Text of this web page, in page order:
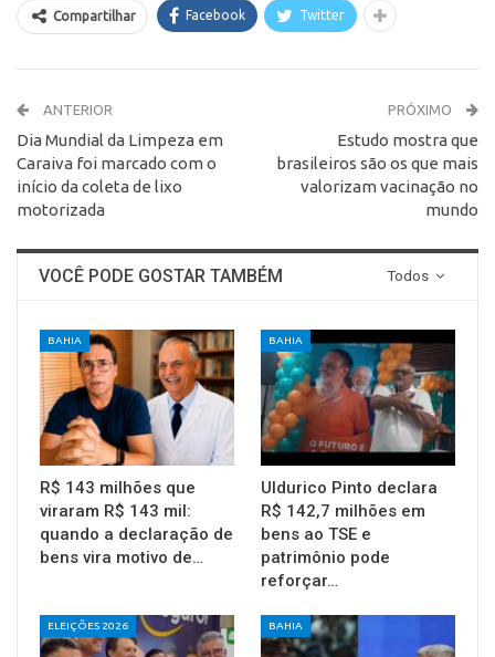
Compartilhar Facebook Twitter
ANTERIOR
Dia Mundial da Limpeza em
Caraiva foi marcado com o
início da coleta de lixo
motorizada
PRÓXIMO
Estudo mostra que
brasileiros são os que mais
valorizam vacinação no
mundo
Todos
VOCÊ PODE GOSTAR TAMBÉM
BAHIA
R$ 143 milhões que
viraram R$ 143 mil:
quando a declaração de
bens vira motivo de…
BAHIA
Uldurico Pinto declara
R$ 142,7 milhões em
bens ao TSE e
patrimônio pode
reforçar…
ELEIÇÕES 2026 BAHIA